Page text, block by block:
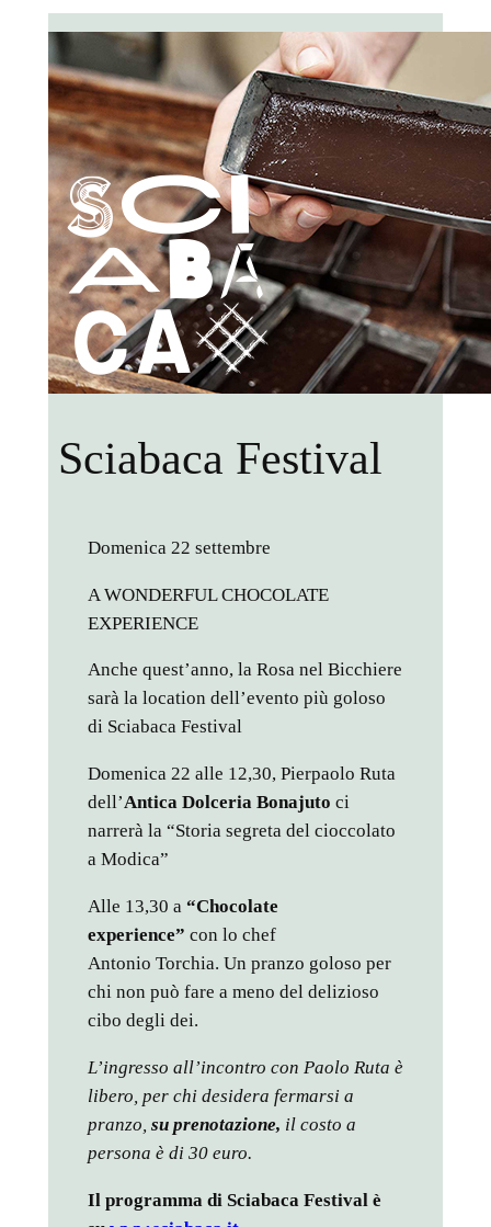
Sciabaca Festival
Domenica 22 settembre
A WONDERFUL CHOCOLATE
EXPERIENCE
Anche quest’anno, la Rosa nel Bicchiere
sarà la location dell’evento più goloso
di Sciabaca Festival
Domenica 22 alle 12,30, Pierpaolo Ruta
dell’Antica Dolceria Bonajuto ci
narrerà la “Storia segreta del cioccolato
a Modica”
Alle 13,30 a “Chocolate
experience” con lo chef
Antonio Torchia. Un pranzo goloso per
chi non può fare a meno del delizioso
cibo degli dei.
L’ingresso all’incontro con Paolo Ruta è
libero, per chi desidera fermarsi a
pranzo, su prenotazione, il costo a
persona è di 30 euro.
Il programma di Sciabaca Festival è